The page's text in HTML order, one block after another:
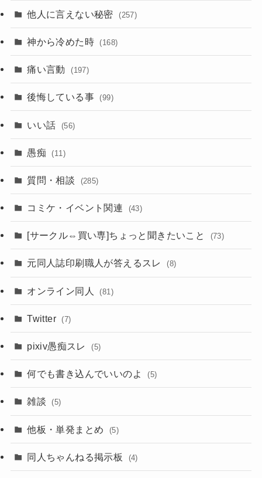
他人に言えない秘密 (257)
神から冷めた時 (168)
痛い言動 (197)
後悔している事 (99)
いい話 (56)
愚痴 (11)
質問・相談 (285)
コミケ・イベント関連 (43)
[サークル⇔買い専]ちょっと聞きたいこと (73)
元同人誌印刷職人が答えるスレ (8)
オンライン同人 (81)
Twitter (7)
pixiv愚痴スレ (5)
何でも書き込んでいいのよ (5)
雑談 (5)
他板・単発まとめ (5)
同人ちゃんねる掲示板 (4)